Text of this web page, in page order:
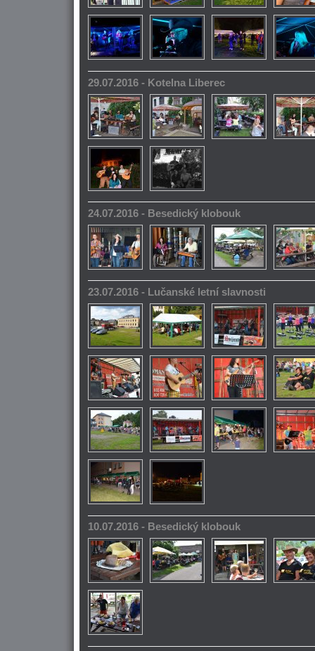
29.07.2016 - Kotelna Liberec
24.07.2016 - Besedický klobouk
23.07.2016 - Lučanské letní slavnosti
10.07.2016 - Besedický klobouk